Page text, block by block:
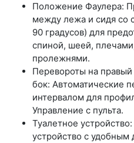
Положение Фаулера:
между лежа и сидя со
90 градусов) для
спиной, шеей,
пролежнями.
Перевороты на
бок: Автоматические
интервалом для
Управление с пульта.
Туалетное
устройство с удобным